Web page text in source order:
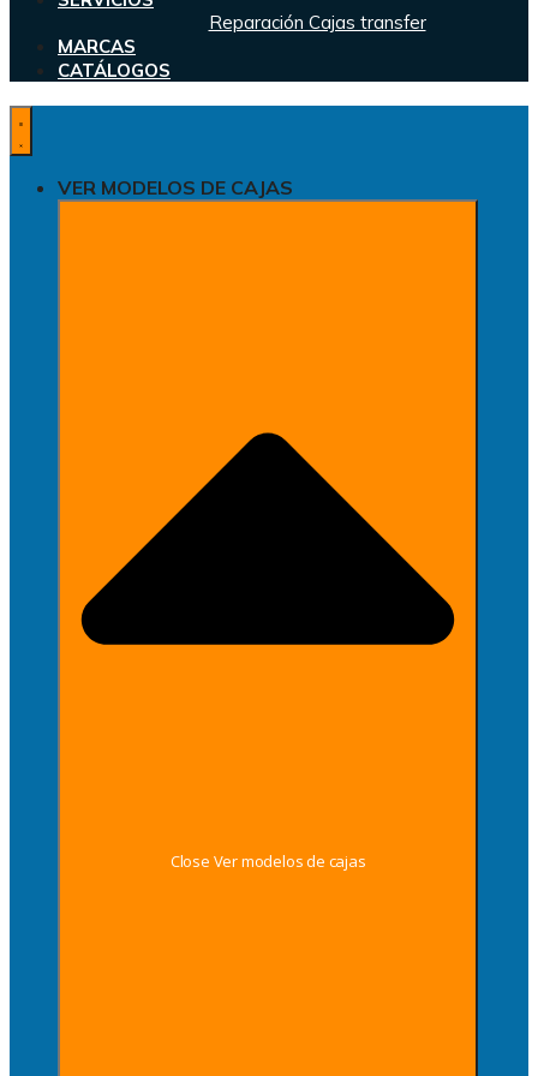
Reparación Cajas transfer
MARCAS
CATÁLOGOS
VER MODELOS DE CAJAS
Close Ver modelos de cajas